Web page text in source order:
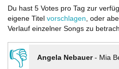
Du hast 5 Votes pro Tag zur
eigene Titel vorschlagen, oder
Verlauf einzelner Songs zu
👎 Angela Nebauer- Mia